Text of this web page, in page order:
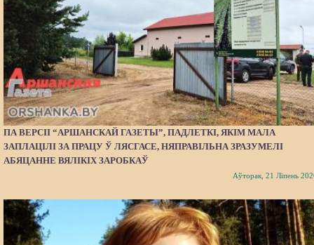
ПА ВЕРСІІ “АРШАНСКАЙ ГАЗЕТЫ”, ПАДЛЕТКІ, ЯКІМ МАЛА
ЗАПЛАЦІЛІ ЗА ПРАЦУ Ў ЛЯСГАСЕ, НЯПРАВІЛЬНА ЗРАЗУМЕЛІ
АБЯЦАННЕ ВЯЛІКІХ ЗАРОБКАЎ
Аўторак, 21 Ліпень